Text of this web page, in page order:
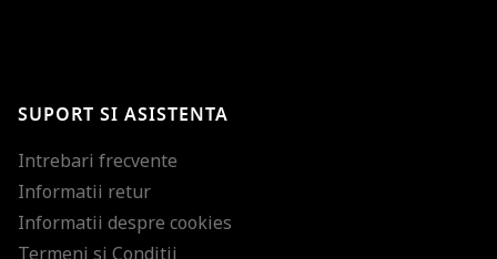
ultimele tendinte in moda!
SUPORT SI ASISTENTA
Intrebari frecvente
Informatii retur
Informatii despre cookies
Termeni si Conditii